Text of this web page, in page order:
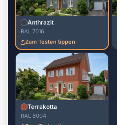
Anthrazit
RAL 7016
Zum Testen tippen
Terrakotta
RAL 8004